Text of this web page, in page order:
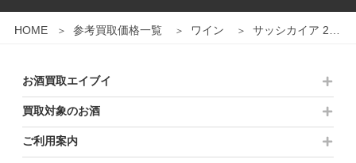
HOME 参考買取価格一覧 ワイン サッシカイア 2007 750ｍｌ 赤ワイン
/
お酒買取エイブイ
買取対象のお酒
ご利用案内